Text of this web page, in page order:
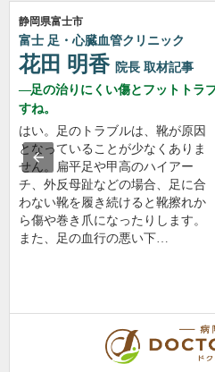
静岡県富士市
富士 足・心臓血管クリニック
花田 明香 院長 取材記事
足の治りにくい傷とフットトラ
すね。
はい。足のトラブルは、靴が原因
となっていることが少なくありま
せん。扁平足や甲高のハイアー
チ、外反母趾などの場合、足に合
わない靴を履き続けると靴擦れか
ら傷や巻き爪になったりします。
また、足の血行の悪い下…